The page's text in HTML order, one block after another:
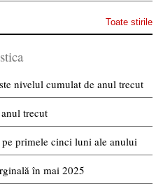
Toate stirile
nivelul cumulat de anul trecut
trecut
primele cinci luni ale anului
în mai 2025